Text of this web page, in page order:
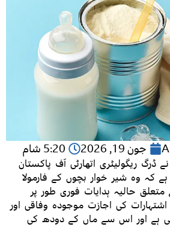
جون 19, 2026 5:20 شام
ریگولیٹری اتھارٹی آف پاکستان
کہ وہ شیر خوار بچوں کے فارمولا
حالیہ ہدایات فوری طور پر
کی اجازت موجودہ وفاقی اور
ہے اور اس سے ماں کے دودھ کی